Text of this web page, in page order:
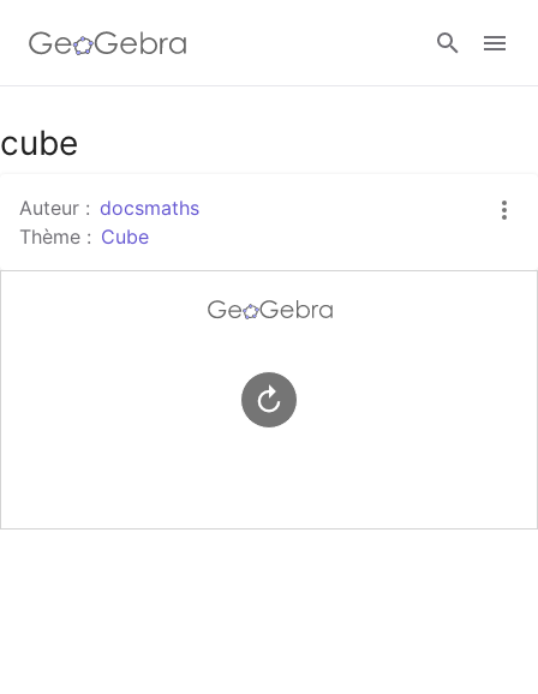
Classe GeoGebra
Se connecter
cube
Auteur : docsmaths
Thème : Cube